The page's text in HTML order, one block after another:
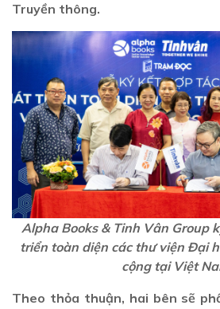
Truyền thông.
Alpha Books & Tinh Vân Group
triển toàn diện các thư viện Đại
cộng tại Việt
Theo thỏa thuận, hai bên sẽ